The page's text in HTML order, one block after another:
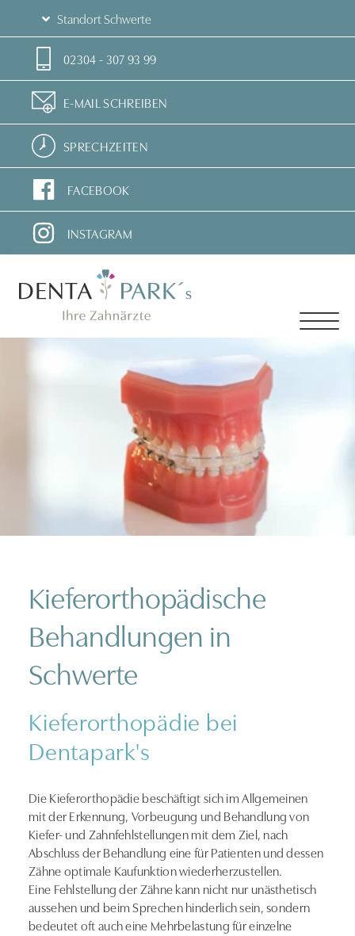
Standort Schwerte
02304 - 307 93 99
E-MAIL SCHREIBEN
SPRECHZEITEN
FACEBOOK
INSTAGRAM
Kieferorthopädische
Behandlungen in
Schwerte
Kieferorthopädie bei
Dentapark's
Die Kieferorthopädie beschäftigt sich im Allgemeinen
mit der Erkennung, Vorbeugung und Behandlung von
Kiefer- und Zahnfehlstellungen mit dem Ziel, nach
Abschluss der Behandlung eine für Patienten und dessen
Zähne optimale Kaufunktion wiederherzustellen.
Eine Fehlstellung der Zähne kann nicht nur unästhetisch
aussehen und beim Sprechen hinderlich sein, sondern
bedeutet oft auch eine Mehrbelastung für einzelne